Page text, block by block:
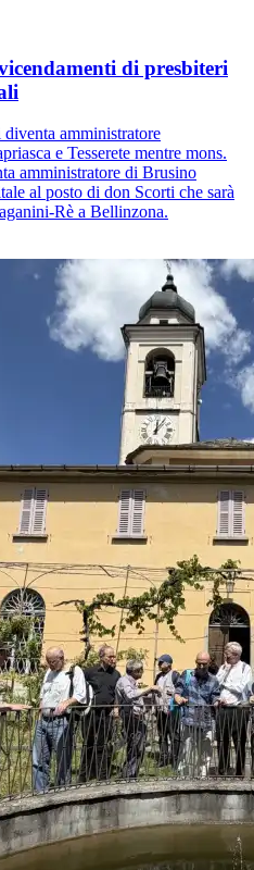
di presbiteri
amministratore
e Tesserete mentre mons.
amministratore di Brusino
al posto di don Scorti che sarà
Rè a Bellinzona.